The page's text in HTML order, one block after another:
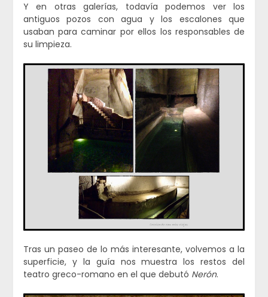
Y en otras galerías, todavía podemos ver los
antiguos pozos con agua y los escalones que
usaban para caminar por ellos los responsables de
su limpieza.
Tras un paseo de lo más interesante, volvemos a la
superficie, y la guía nos muestra los restos del
teatro greco-romano en el que debutó Nerón.